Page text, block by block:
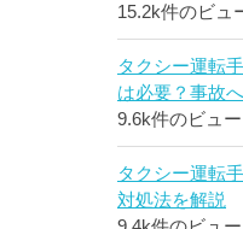
15.2k件のビュ
タクシー運転
は必要？事故
9.6k件のビュー
タクシー運転
対処法を解説